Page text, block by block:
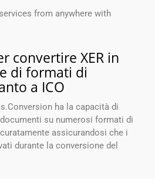
from anywhere with
convertire XER in
di formati di
a ICO
ha la capacità di
su numerosi formati di
assicurandosi che i
durante la conversione del